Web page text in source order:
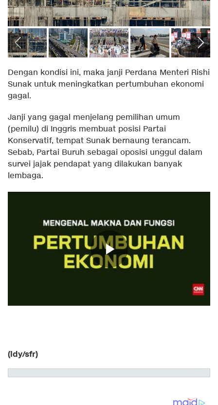
Dengan kondisi ini, maka janji Perdana Menteri Rishi
Sunak untuk meningkatkan pertumbuhan ekonomi
gagal.
Janji yang gagal menjelang pemilihan umum
(pemilu) di Inggris membuat posisi Partai
Konservatif, tempat Sunak bernaung terancam.
Sebab, Partai Buruh sebagai oposisi unggul dalam
survei jajak pendapat yang dilakukan banyak
lembaga.
(ldy/sfr)